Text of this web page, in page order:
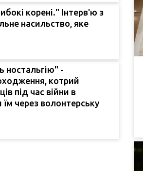
корені." Інтерв'ю з
насильство, яке
ностальгію" -
котрий
під час війни в
через волонтерську